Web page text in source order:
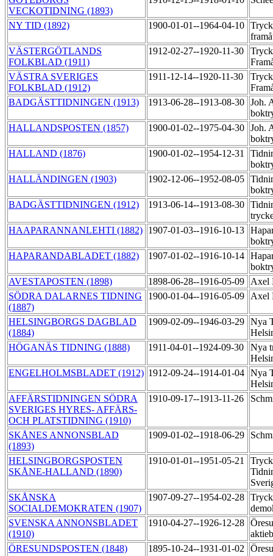
VECKOTIDNING (1893)
NY TID (1892) 1900-01-01--1964-04-10
VÄSTERGÖTLANDS
FOLKBLAD (1911)
1912-02-27--1920-11-30
VÄSTRA SVERIGES
FOLKBLAD (1912)
1911-12-14--1920-11-30
BADGÄSTTIDNINGEN (1913)
1913-06-28--1913-08-30 Joh.
HALLANDSPOSTEN (1857)
1900-01-02--1975-04-30 Joh.
HALLAND (1876)
1900-01-02--1954-12-31
HALLÄNDINGEN (1903)
1902-12-06--1952-08-05
BADGÄSTTIDNINGEN (1912)
1913-06-14--1913-08-30
HAAPARANNANLEHTI (1882) 1907-01-03--1916-10-13
HAPARANDABLADET (1882)
1907-01-02--1916-10-14
AVESTAPOSTEN (1898)
1898-06-28--1916-05-09
Axel
SÖDRA DALARNES TIDNING
(1887)
1900-01-04--1916-05-09 Axel
HELSINGBORGS DAGBLAD
(1884)
1909-02-09--1946-03-29 Nya
HÖGANÄS TIDNING (1888)
1911-04-01--1924-09-30
Nya
ENGELHOLMSBLADET (1912) 1912-09-24--1914-01-04 Nya
AFFÄRSTIDNINGEN SÖDRA
SVERIGES HYRES- AFFÄRS-
OCH PLATSTIDNING (1910)
1910-09-17--1913-11-26
SKÅNES ANNONSBLAD
(1893)
1909-01-02--1918-06-29
HELSINGBORGSPOSTEN
SKÅNE-HALLAND (1890)
1910-01-01--1951-05-21
SKÅNSKA
SOCIALDEMOKRATEN (1907)
1907-09-27--1954-02-28
SVENSKA ANNONSBLADET
(1910)
1910-04-27--1926-12-28
ÖRESUNDSPOSTEN (1848)
1895-10-24--1931-01-02